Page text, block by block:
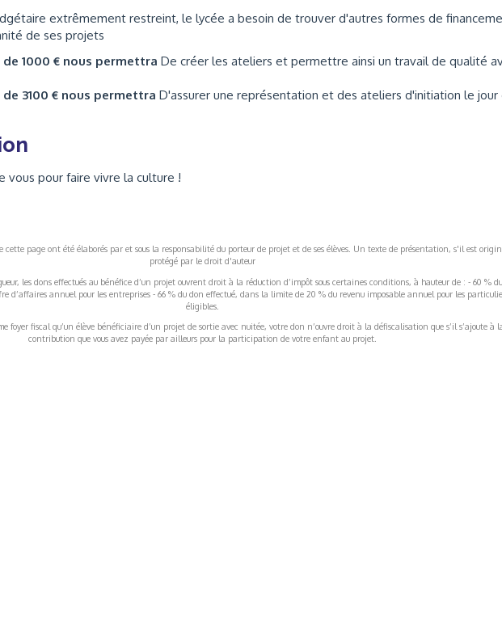
extrêmement restreint, le lycée a besoin de trouver d'autres formes de
de ses projets
1000 € nous permettra De créer les ateliers et permettre ainsi un travail de qualité
3100 € nous permettra D'assurer une représentation et des ateliers d'initiation le jour
vous pour faire vivre la culture !
cette page ont été élaborés par et sous la responsabilité du porteur de projet et de ses élèves. Un texte de présentation, s'il est
protégé par le droit d'auteur
les dons effectués au bénéfice d’un projet ouvrent droit à la réduction d’impôt sous certaines conditions, à hauteur de : - 60 %
d’affaires annuel pour les entreprises - 66 % du don effectué, dans la limite de 20 % du revenu imposable annuel pour les
éligibles.
foyer fiscal qu’un élève bénéficiaire d’un projet de sortie avec nuitée, votre don n’ouvre droit à la défiscalisation que s’il s’ajoute à
contribution que vous avez payée par ailleurs pour la participation de votre enfant au projet.